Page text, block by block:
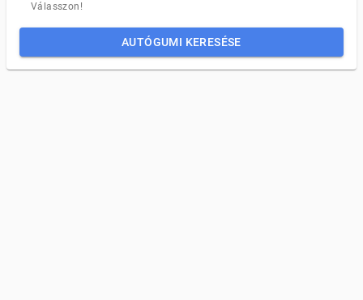
Válasszon!
AUTÓGUMI KERESÉSE